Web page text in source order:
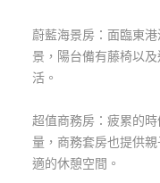
意
度
單
管
理
蔚藍海景房：面臨東
景，陽台備有藤椅以
活。
超值商務房：疲累的
量，商務套房也提供
適的休憩空間。